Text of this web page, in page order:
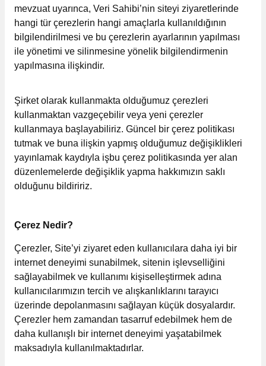
Kutuları
Masura Kapaklı
ve Koliler
mevzuat uyarınca, Veri Sahibi’nin siteyi ziyaretlerinde
hangi tür çerezlerin hangi amaçlarla kullanıldığının
bilgilendirilmesi ve bu çerezlerin ayarlarının yapılması
ile yönetimi ve silinmesine yönelik bilgilendirmenin
yapılmasına ilişkindir.
Şirket olarak kullanmakta olduğumuz çerezleri
kullanmaktan vazgeçebilir veya yeni çerezler
kullanmaya başlayabiliriz. Güncel bir çerez politikası
tutmak ve buna ilişkin yapmış olduğumuz değişiklikleri
yayınlamak kaydıyla işbu çerez politikasında yer alan
düzenlemelerde değişiklik yapma hakkımızın saklı
olduğunu bildiririz.
Çerez Nedir?
Çerezler, Site’yi ziyaret eden kullanıcılara daha iyi bir
internet deneyimi sunabilmek, sitenin işlevselliğini
sağlayabilmek ve kullanımı kişiselleştirmek adına
kullanıcılarımızın tercih ve alışkanlıklarını tarayıcı
üzerinde depolanmasını sağlayan küçük dosyalardır.
Çerezler hem zamandan tasarruf edebilmek hem de
daha kullanışlı bir internet deneyimi yaşatabilmek
maksadıyla kullanılmaktadırlar.